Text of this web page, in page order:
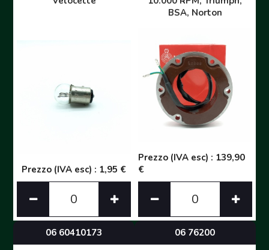
Prezzo (IVA esc) : 1,95 €
BSA, Norton
Prezzo (IVA esc) : 139,90
€
06 60410173
06 76200